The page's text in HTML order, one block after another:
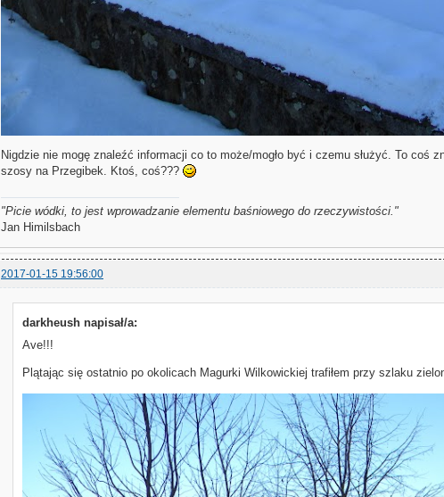
Nigdzie nie mogę znaleźć informacji co to może/mogło być i czemu służyć. To coś
szosy na Przegibek. Ktoś, coś???
"Picie wódki, to jest wprowadzanie elementu baśniowego do rzeczywistości."
Jan Himilsbach
2017-01-15 19:56:00
darkheush napisał/a:
Ave!!!
Plątając się ostatnio po okolicach Magurki Wilkowickiej trafiłem przy szlaku